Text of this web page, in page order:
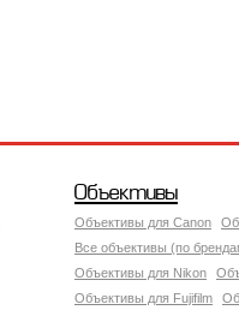
Объективы
Объективы для Canon
Все объективы (по
Объективы для Nikon
Объективы для Fujifilm